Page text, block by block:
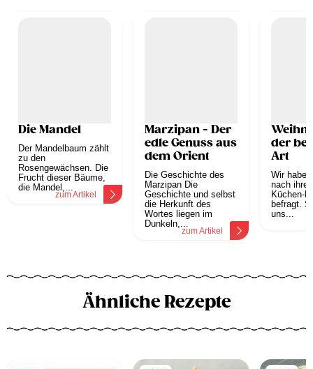
Die Mandel
Der Mandelbaum zählt
zu den
Rosengewächsen. Die
Frucht dieser Bäume,
die Mandel,...
zum Artikel
Marzipan - Der
edle Genuss aus
dem Orient
Die Geschichte des
Marzipan Die
Geschichte und selbst
die Herkunft des
Wortes liegen im
Dunkeln,...
zum Artikel
der
Art
Wir
nach
Küchen-
befragt.
uns...
Ähnliche Rezepte